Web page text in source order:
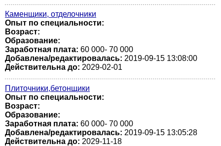
Каменщики, отделочники
Опыт по специальности:
Возраст:
Образование:
Заработная плата: 60 000- 70 000
Добавлена/редактировалась: 2019-09-15 13:08:00
Действительна до: 2029-02-01
Плиточники,бетонщики
Опыт по специальности:
Возраст:
Образование:
Заработная плата: 60 000- 70 000
Добавлена/редактировалась: 2019-09-15 13:05:28
Действительна до: 2029-11-18